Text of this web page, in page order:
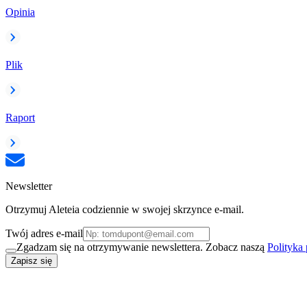
Opinia
Plik
Raport
Newsletter
Otrzymuj Aleteia codziennie w swojej skrzynce e-mail.
Twój adres e-mail
Zgadzam się na otrzymywanie newslettera. Zobacz naszą Polityka
Zapisz się